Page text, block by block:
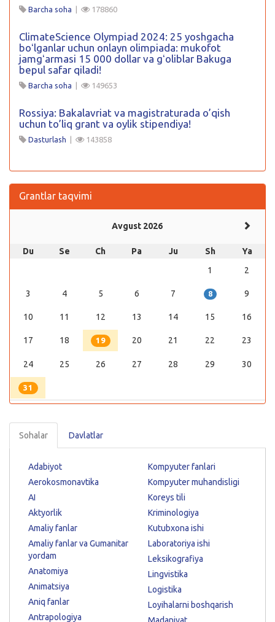
Barcha soha | 178860
ClimateScience Olympiad 2024: 25 yoshgacha
boʻlganlar uchun onlayn olimpiada: mukofot
jamgʻarmasi 15 000 dollar va gʻoliblar Bakuga
bepul safar qiladi!
Barcha soha | 149653
Rossiya: Bakalavriat va magistraturada o’qish
uchun to’liq grant va oylik stipendiya!
Dasturlash | 143858
Grantlar taqvimi
Avgust 2026
Du Se Ch Pa Ju Sh
Ya
1
2
3 4 5 6 7 8 9
10 11 12 13 14 15 16
17 18 19 20 21 22 23
24 25 26 27 28 29 30
31
Sohalar Davlatlar
Adabiyot
Aerokosmonavtika
AI
Aktyorlik
Amaliy fanlar
Amaliy fanlar va Gumanitar
yordam
Anatomiya
Animatsiya
Aniq fanlar
Antrapologiya
Kompyuter fanlari
Kompyuter muhandisligi
Koreys tili
Kriminologiya
Kutubxona ishi
Laboratoriya ishi
Leksikografiya
Lingvistika
Logistika
Loyihalarni boshqarish